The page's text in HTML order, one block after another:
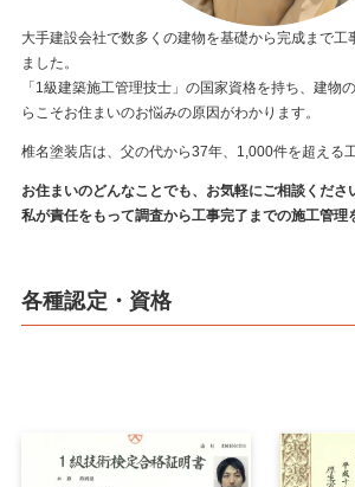
大手建設会社で数多くの建物を基礎から完成まで工
ました。
「1級建築施工管理技士」の国家資格を持ち、建物
らこそお住まいのお悩みの原因がわかります。
椎名塗装店は、父の代から37年、1,000件を超える
お住まいのどんなことでも、お気軽にご相談くださ
私が責任をもって調査から工事完了までの施工管理
各種認定・資格